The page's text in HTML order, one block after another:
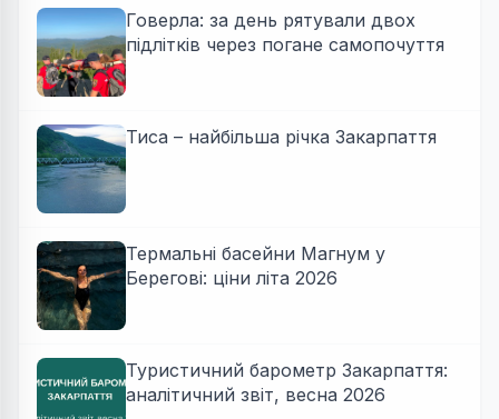
Говерла: за день рятували двох
підлітків через погане самопочуття
Тиса – найбільша річка Закарпаття
Термальні басейни Магнум у
Берегові: ціни літа 2026
Туристичний барометр Закарпаття:
аналітичний звіт, весна 2026